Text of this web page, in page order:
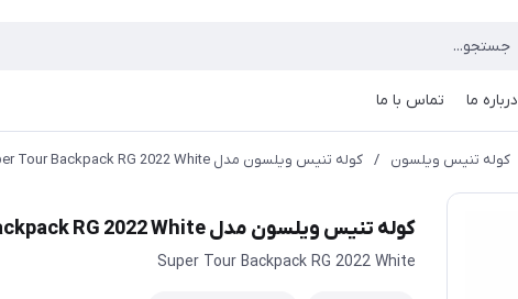
درباره ما تماس با ما
کوله تنیس ویلسون / کوله تنیس ویلسون مدل Super Tour Backpack RG 2022 White
کوله تنیس ویلسون مدل Super Tour Backpack RG 2022 White
Super Tour Backpack RG 2022 White